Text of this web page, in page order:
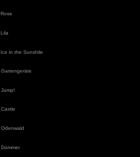
Rose
Lila
Ice in the Sunshile
Gartengeräte
Jump!
Castle
Odenwald
Dümmer